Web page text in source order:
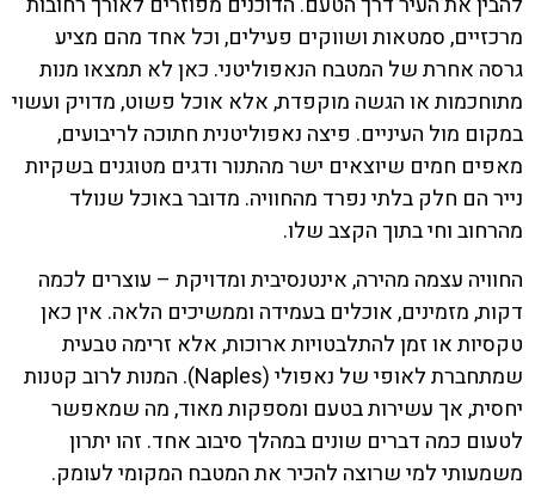
מרכזיים, סמטאות ושווקים פעילים, וכל אחד מהם מציע
גרסה אחרת של המטבח הנאפוליטני. כאן לא תמצאו מנות
מתוחכמות או הגשה מוקפדת, אלא אוכל פשוט, מדויק ועשוי
במקום מול העיניים. פיצה נאפוליטנית חתוכה לריבועים,
מאפים חמים שיוצאים ישר מהתנור ודגים מטוגנים בשקיות
נייר הם חלק בלתי נפרד מהחוויה. מדובר באוכל שנולד
מהרחוב וחי בתוך הקצב שלו.
החוויה עצמה מהירה, אינטנסיבית ומדויקת – עוצרים לכמה
דקות, מזמינים, אוכלים בעמידה וממשיכים הלאה. אין כאן
טקסיות או זמן להתלבטויות ארוכות, אלא זרימה טבעית
שמתחברת לאופי של נאפולי (Naples). המנות לרוב קטנות
יחסית, אך עשירות בטעם ומספקות מאוד, מה שמאפשר
לטעום כמה דברים שונים במהלך סיבוב אחד. זהו יתרון
משמעותי למי שרוצה להכיר את המטבח המקומי לעומק.